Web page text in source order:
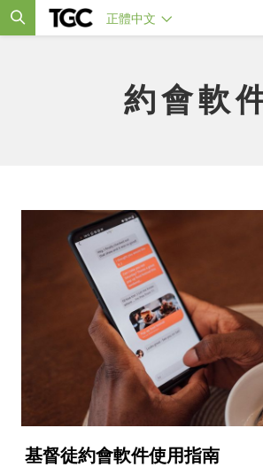
正體中文
約會軟
基督徒約會軟件使用指南